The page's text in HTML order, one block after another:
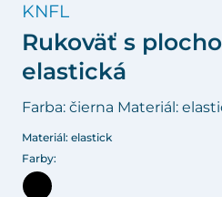
KNFL
Rukoväť s
elastická
Farba: čierna Materiál:
Materiál: elastick
Farby: